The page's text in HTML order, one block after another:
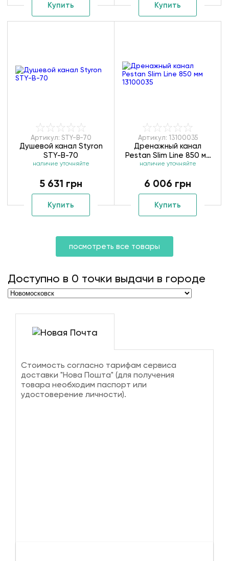
Купить Купить
Артикул: STY-B-70
Душевой канал Styron
STY-B-70
наличие уточняйте
5 631 грн
Купить
Артикул: 13100035
Дренажный канал
Pestan Slim Line 850 мм
13100035
наличие уточняйте
6 006 грн
Купить
посмотреть все товары
Доступно в 0 точки выдачи в городе
Стоимость согласно тарифам сервиса
доставки "Нова Пошта" (для получения
товара необходим паспорт или
удостоверение личности).